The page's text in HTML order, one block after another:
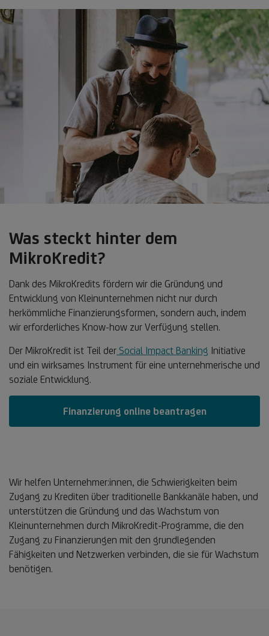
Was steckt hinter dem
MikroKredit?
Dank des MikroKredits fördern wir die Gründung und
Entwicklung von Kleinunternehmen nicht nur durch
herkömmliche Finanzierungsformen, sondern auch, indem
wir erforderliches Know-how zur Verfügung stellen.
Der MikroKredit ist Teil der Social Impact Banking Initiative
und ein wirksames Instrument für eine unternehmerische und
soziale Entwicklung.
Finanzierung online beantragen
Wir helfen Unternehmer:innen, die Schwierigkeiten beim
Zugang zu Krediten über traditionelle Bankkanäle haben, und
unterstützen die Gründung und das Wachstum von
Kleinunternehmen durch MikroKredit-Programme, die den
Zugang zu Finanzierungen mit den grundlegenden
Fähigkeiten und Netzwerken verbinden, die sie für Wachstum
benötigen.